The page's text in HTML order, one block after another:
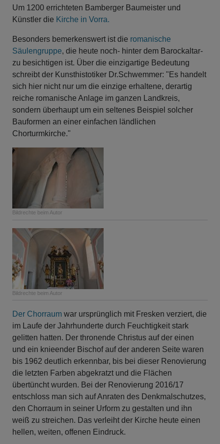
Um 1200 errichteten Bamberger Baumeister und
Künstler die Kirche in Vorra.
Bildrechte beim Autor
Besonders bemerkenswert ist die romanische
Säulengruppe, die heute noch- hinter dem Barockaltar-
zu besichtigen ist. Über die einzigartige Bedeutung
schreibt der Kunsthistotiker Dr.Schwemmer: "Es handelt
sich hier nicht nur um die einzige erhaltene, derartig
reiche romanische Anlage im ganzen Landkreis,
sondern überhaupt um ein seltenes Beispiel solcher
Bauformen an einer einfachen ländlichen
Chorturmkirche."
Bildrechte beim Autor
Der Chorraum war ursprünglich mit Fresken verziert, die
im Laufe der Jahrhunderte durch Feuchtigkeit stark
gelitten hatten. Der thronende Christus auf der einen
und ein knieender Bischof auf der anderen Seite waren
bis 1962 deutlich erkennbar, bis bei dieser Renovierung
die letzten Farben abgekratzt und die Flächen
übertüncht wurden. Bei der Renovierung 2016/17
entschloss man sich auf Anraten des Denkmalschutzes,
den Chorraum in seiner Urform zu gestalten und ihn
weiß zu streichen. Das verleiht der Kirche heute einen
hellen, weiten, offenen Eindruck.